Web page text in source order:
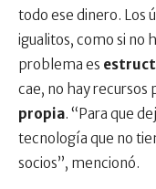
todo ese dinero. Los
igualitos, como si no
problema es
cae, no hay recursos
propia. “Para que
tecnología que no
socios”, mencionó.